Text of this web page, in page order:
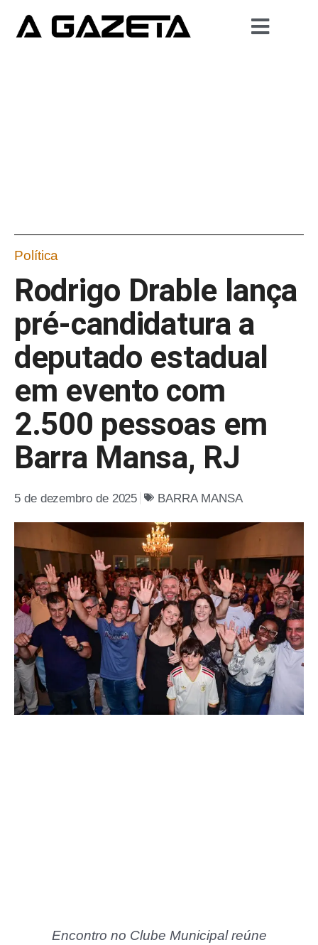
Política
Rodrigo Drable lança
pré-candidatura a
deputado estadual
em evento com
2.500 pessoas em
Barra Mansa, RJ
5 de dezembro de 2025 BARRA MANSA
Encontro no Clube Municipal reúne